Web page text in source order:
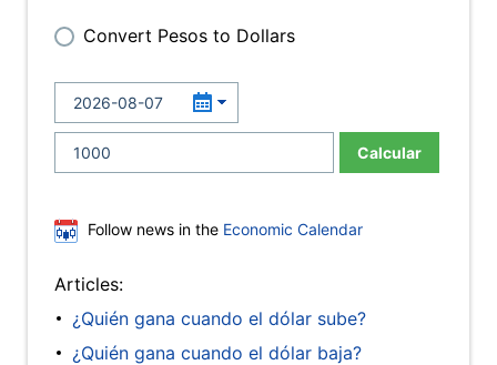
Convert Pesos to Dollars
Calcular
Follow news in the Economic Calendar
Articles:
¿Quién gana cuando el dólar sube?
¿Quién gana cuando el dólar baja?